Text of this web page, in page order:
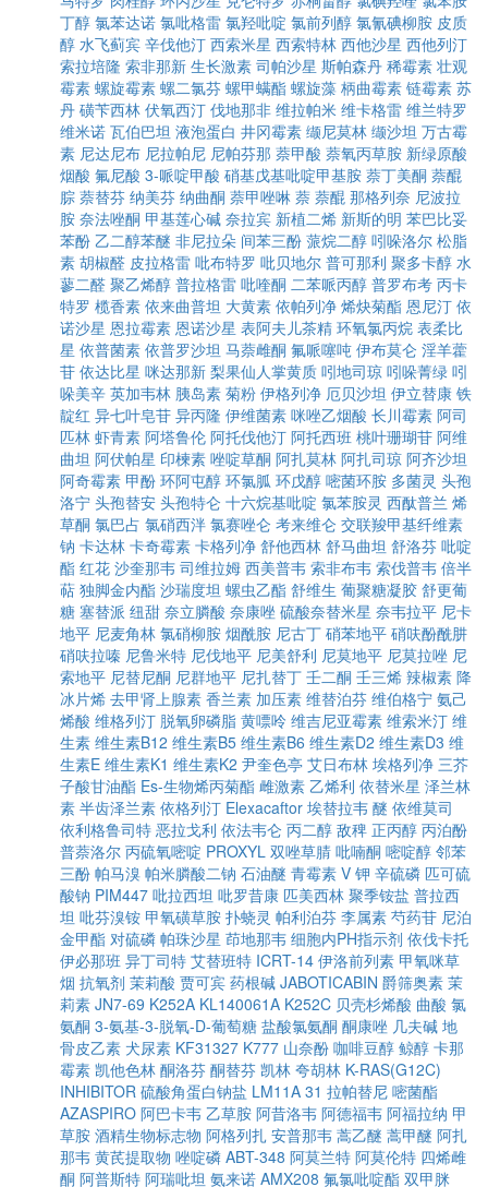
丁醇 氯苯达诺 氯吡格雷 氯羟吡啶 氯前列醇 氯氰碘柳胺 皮质
醇 水飞蓟宾 辛伐他汀 西索米星 西索特林 西他沙星 西他列汀
索拉培隆 索非那新 生长激素 司帕沙星 斯帕森丹 稀霉素 壮观
霉素 螺旋霉素 螺二氯芬 螺甲螨酯 螺旋藻 柄曲霉素 链霉素 苏
丹 磺苄西林 伏氧西汀 伐地那非 维拉帕米 维卡格雷 维兰特罗
维米诺 瓦伯巴坦 液泡蛋白 井冈霉素 缬尼莫林 缬沙坦 万古霉
素 尼达尼布 尼拉帕尼 尼帕芬那 萘甲酸 萘氧丙草胺 新绿原酸
烟酸 氟尼酸 3-哌啶甲酸 硝基戊基吡啶甲基胺 萘丁美酮 萘醌
腙 萘替芬 纳美芬 纳曲酮 萘甲唑啉 萘 萘醌 那格列奈 尼波拉
胺 奈法唑酮 甲基莲心碱 奈拉宾 新植二烯 新斯的明 苯巴比妥
苯酚 乙二醇苯醚 非尼拉朵 间苯三酚 蒎烷二醇 吲哚洛尔 松脂
素 胡椒醛 皮拉格雷 吡布特罗 吡贝地尔 普可那利 聚多卡醇 水
蓼二醛 聚乙烯醇 普拉格雷 吡喹酮 二苯哌丙醇 普罗布考 丙卡
特罗 榄香素 依来曲普坦 大黄素 依帕列净 烯炔菊酯 恩尼汀 依
诺沙星 恩拉霉素 恩诺沙星 表阿夫儿茶精 环氧氯丙烷 表柔比
星 依普菌素 依普罗沙坦 马萘雌酮 氟哌噻吨 伊布莫仑 淫羊藿
苷 依达比星 咪达那新 梨果仙人掌黄质 吲地司琼 吲哚菁绿 吲
哚美辛 英加韦林 胰岛素 菊粉 伊格列净 厄贝沙坦 伊立替康 铁
靛红 异七叶皂苷 异丙隆 伊维菌素 咪唑乙烟酸 长川霉素 阿司
匹林 虾青素 阿塔鲁伦 阿托伐他汀 阿托西班 桃叶珊瑚苷 阿维
曲坦 阿伏帕星 印楝素 唑啶草酮 阿扎莫林 阿扎司琼 阿齐沙坦
阿奇霉素 甲酚 环阿屯醇 环氯胍 环戊醇 嘧菌环胺 多菌灵 头孢
洛宁 头孢替安 头孢特仑 十六烷基吡啶 氯苯胺灵 西酞普兰 烯
草酮 氯巴占 氯硝西泮 氯赛唑仑 考来维仑 交联羧甲基纤维素
钠 卡达林 卡奇霉素 卡格列净 舒他西林 舒马曲坦 舒洛芬 吡啶
酯 红花 沙奎那韦 司维拉姆 西美普韦 索非布韦 索伐普韦 倍半
萜 独脚金内酯 沙瑞度坦 螺虫乙酯 舒维生 葡聚糖凝胶 舒更葡
糖 塞替派 纽甜 奈立膦酸 奈康唑 硫酸奈替米星 奈韦拉平 尼卡
地平 尼麦角林 氯硝柳胺 烟酰胺 尼古丁 硝苯地平 硝呋酚酰肼
硝呋拉嗪 尼鲁米特 尼伐地平 尼美舒利 尼莫地平 尼莫拉唑 尼
索地平 尼替尼酮 尼群地平 尼扎替丁 壬二酮 壬三烯 辣椒素 降
冰片烯 去甲肾上腺素 香兰素 加压素 维替泊芬 维伯格宁 氨己
烯酸 维格列汀 脱氧卵磷脂 黄嘌呤 维吉尼亚霉素 维索米汀 维
生素 维生素B12 维生素B5 维生素B6 维生素D2 维生素D3 维
生素E 维生素K1 维生素K2 尹奎色亭 艾日布林 埃格列净 三芥
子酸甘油酯 Es-生物烯丙菊酯 雌激素 乙烯利 依替米星 泽兰林
素 半齿泽兰素 依格列汀 Elexacaftor 埃替拉韦 醚 依维莫司
依利格鲁司特 恶拉戈利 依法韦仑 丙二醇 敌稗 正丙醇 丙泊酚
普萘洛尔 丙硫氧嘧啶 PROXYL 双唑草腈 吡喃酮 嘧啶醇 邻苯
三酚 帕马溴 帕米膦酸二钠 石油醚 青霉素 V 钾 辛硫磷 匹可硫
酸钠 PIM447 吡拉西坦 吡罗昔康 匹美西林 聚季铵盐 普拉西
坦 吡芬溴铵 甲氧磺草胺 扑蛲灵 帕利泊芬 李属素 芍药苷 尼泊
金甲酯 对硫磷 帕珠沙星 茚地那韦 细胞内PH指示剂 依伐卡托
伊必那班 异丁司特 艾替班特 ICRT-14 伊洛前列素 甲氧咪草
烟 抗氧剂 茉莉酸 贾可宾 药根碱 JABOTICABIN 爵筛奥素 茉
莉素 JN7-69 K252A KL140061A K252C 贝壳杉烯酸 曲酸 氯
氨酮 3-氨基-3-脱氧-D-葡萄糖 盐酸氯氨酮 酮康唑 几夫碱 地
骨皮乙素 犬尿素 KF31327 K777 山奈酚 咖啡豆醇 鲸醇 卡那
霉素 凯他色林 酮洛芬 酮替芬 凯林 夸胡林 K-RAS(G12C)
INHIBITOR 硫酸角蛋白钠盐 LM11A 31 拉帕替尼 嘧菌酯
AZASPIRO 阿巴卡韦 乙草胺 阿昔洛韦 阿德福韦 阿福拉纳 甲
草胺 酒精生物标志物 阿格列扎 安普那韦 蒿乙醚 蒿甲醚 阿扎
那韦 黄芪提取物 唑啶磷 ABT-348 阿莫兰特 阿莫伦特 四烯雌
酮 阿普斯特 阿瑞吡坦 氨来诺 AMX208 氟氯吡啶酯 双甲脒